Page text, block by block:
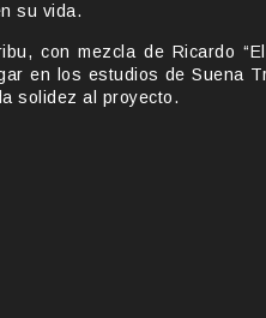
su vida.
con mezcla de Ricardo
en los estudios de Suena
solidez al proyecto.